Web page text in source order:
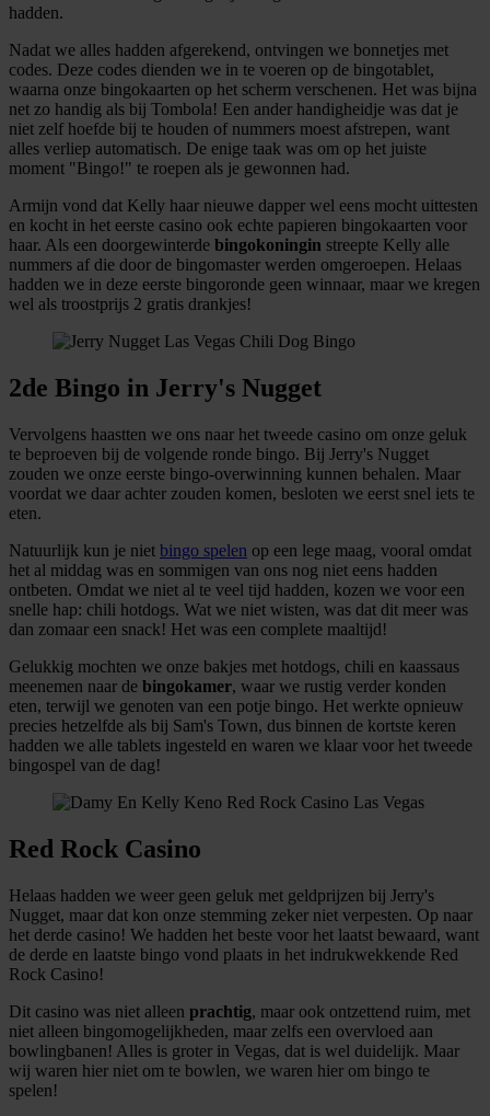
informatie over uw gebruik van onze site met onze
partners kunnen deze gegevens combineren met andere
informatie die u aan ze heeft verstrekt of die ze hebben
verzameld op basis van uw gebruik van hun services.
hadden.
Nadat we alles hadden afgerekend, ontvingen we bonnetjes met
codes. Deze codes dienden we in te voeren op de bingotablet,
waarna onze bingokaarten op het scherm verschenen. Het was bijna
net zo handig als bij Tombola! Een ander handigheidje was dat je
niet zelf hoefde bij te houden of nummers moest afstrepen, want
alles verliep automatisch. De enige taak was om op het juiste
moment "Bingo!" te roepen als je gewonnen had.
Armijn vond dat Kelly haar nieuwe dapper wel eens mocht uittesten
en kocht in het eerste casino ook echte papieren bingokaarten voor
haar. Als een doorgewinterde bingokoningin streepte Kelly alle
nummers af die door de bingomaster werden omgeroepen. Helaas
hadden we in deze eerste bingoronde geen winnaar, maar we kregen
wel als troostprijs 2 gratis drankjes!
2de Bingo in Jerry's Nugget
Vervolgens haastten we ons naar het tweede casino om onze geluk
te beproeven bij de volgende ronde bingo. Bij Jerry's Nugget
zouden we onze eerste bingo-overwinning kunnen behalen. Maar
voordat we daar achter zouden komen, besloten we eerst snel iets te
eten.
Natuurlijk kun je niet bingo spelen op een lege maag, vooral omdat
het al middag was en sommigen van ons nog niet eens hadden
ontbeten. Omdat we niet al te veel tijd hadden, kozen we voor een
snelle hap: chili hotdogs. Wat we niet wisten, was dat dit meer was
dan zomaar een snack! Het was een complete maaltijd!
Gelukkig mochten we onze bakjes met hotdogs, chili en kaassaus
meenemen naar de bingokamer, waar we rustig verder konden
eten, terwijl we genoten van een potje bingo. Het werkte opnieuw
precies hetzelfde als bij Sam's Town, dus binnen de kortste keren
hadden we alle tablets ingesteld en waren we klaar voor het tweede
bingospel van de dag!
Red Rock Casino
Helaas hadden we weer geen geluk met geldprijzen bij Jerry's
Nugget, maar dat kon onze stemming zeker niet verpesten. Op naar
het derde casino! We hadden het beste voor het laatst bewaard, want
de derde en laatste bingo vond plaats in het indrukwekkende Red
Rock Casino!
Dit casino was niet alleen prachtig, maar ook ontzettend ruim, met
niet alleen bingomogelijkheden, maar zelfs een overvloed aan
bowlingbanen! Alles is groter in Vegas, dat is wel duidelijk. Maar
wij waren hier niet om te bowlen, we waren hier om bingo te
spelen!